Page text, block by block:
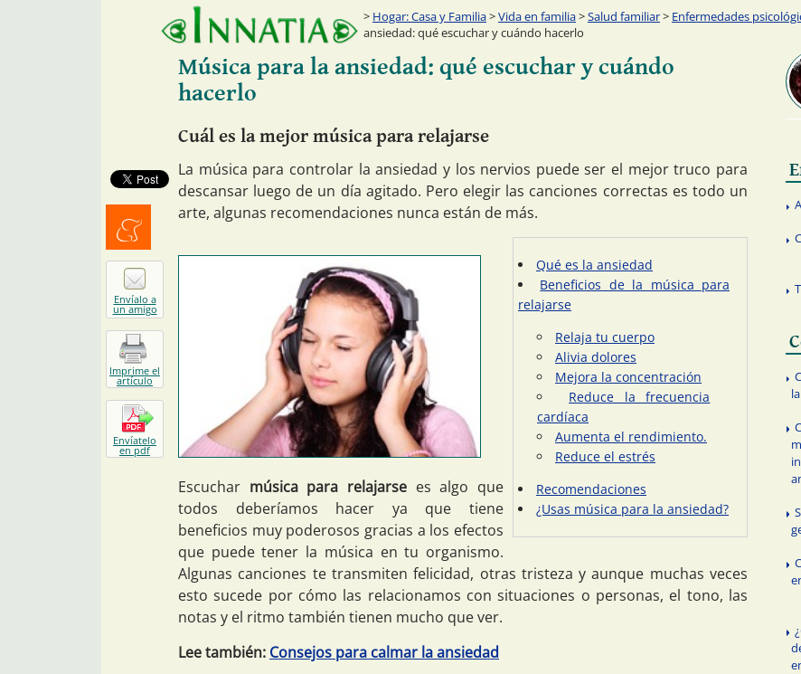
Hogar: Casa y Familia>Vida en familia>Salud familiar> Enfermedades
ansiedad: qué escuchar y cuándo hacerlo
Música para la ansiedad: qué escuchar y cuándo
hacerlo
Cuál es la mejor música para relajarse
La música para controlar la ansiedad y los nervios puede ser el mejor truco para
descansar luego de un día agitado. Pero elegir las canciones correctas es todo un
arte, algunas recomendaciones nunca están de más.
Qué es la ansiedad
Beneficios de la música para
relajarse
Relaja tu cuerpo
Alivia dolores
Mejora la concentración
Reduce la frecuencia
cardíaca
Aumenta el rendimiento.
Reduce el estrés
Recomendaciones
¿Usas música para la ansiedad?
Escuchar música para relajarse es algo que
todos deberíamos hacer ya que tiene
beneficios muy poderosos gracias a los efectos
que puede tener la música en tu organismo.
Algunas canciones te transmiten felicidad, otras tristeza y aunque muchas veces
esto sucede por cómo las relacionamos con situaciones o personas, el tono, las
notas y el ritmo también tienen mucho que ver.
Lee también: Consejos para calmar la ansiedad
Menéalo
Envíalo a
un amigo
Imprime el
artículo
Envíatelo
en pdf